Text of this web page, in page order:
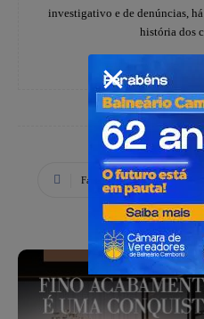
investigativo e de denúncias,
história dos
Facebook X